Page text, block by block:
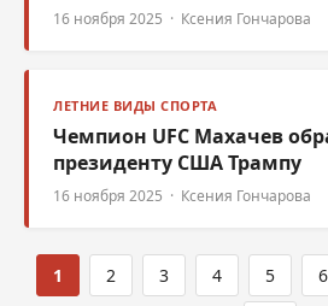
16 ноября 2025 · Ксения Гончарова
ЛЕТНИЕ ВИДЫ СПОРТА
Чемпион UFC Махачев
президенту США Трампу
16 ноября 2025 · Ксения Гончарова
1 2 3 4 5 6